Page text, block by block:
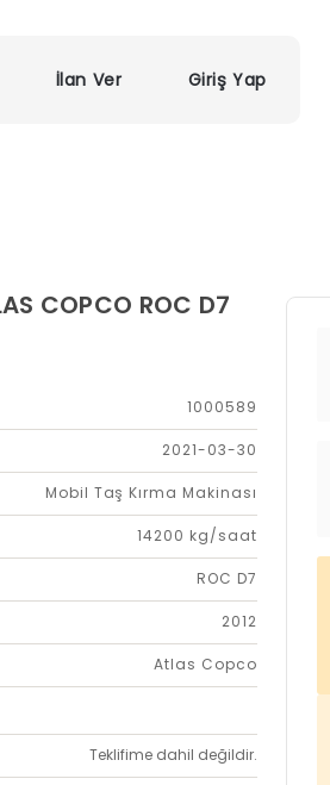
İlan Ver Giriş Yap
COPCO ROC D7
1000589
2021-03-30
Mobil Taş Kırma Makinası
14200 kg/saat
ROC D7
2012
Atlas Copco
Teklifime dahil değildir.